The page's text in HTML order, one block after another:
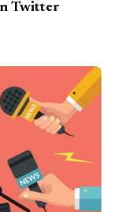
Twitter